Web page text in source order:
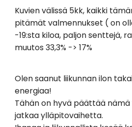
Kuvien välissä 5kk, kaikki
pitämät valmennukset ( on
-19:sta kiloa, paljon senttejä,
muutos 33,3% -> 17%
Olen saanut liikunnan ilon
energiaa!
Tähän on hyvä päättää
jatkaa ylläpitovaihetta.